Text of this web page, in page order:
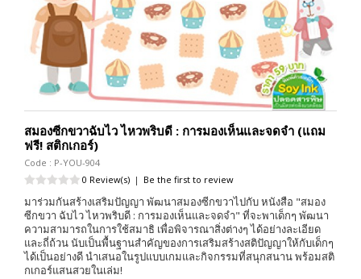
สมองซีกขวาฉับไว ไหวพริบดี : การมองเห็นและจดจำ (แถม
ฟรี! สติกเกอร์)
Code : P-YOU-904
0 Review(s) | Be the first to review
มาร่วมกันสร้างเสริมปัญญา พัฒนาสมองซีกขวาไปกับ หนังสือ "สมอง
ซีกขวา ฉับไว ไหวพริบดี : การมองเห็นและจดจำ" ที่จะพาเด็กๆ พัฒนา
ความสามารถในการใช้สมาธิ เพื่อพิจารณาสิ่งต่างๆ ได้อย่างละเอียด
และถี่ถ้วน นับเป็นพื้นฐานสำคัญของการเสริมสร้างสติปัญญาให้กับเด็กๆ
ได้เป็นอย่างดี นำเสนอในรูปแบบเกมและกิจกรรมที่สนุกสนาน พร้อมสติ
กเกอร์แสนสวยในเล่ม!